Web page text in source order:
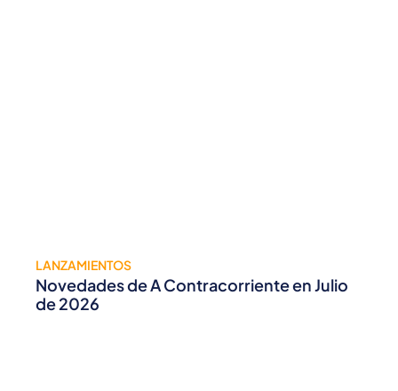
LANZAMIENTOS
Novedades de A Contracorriente en Julio
de 2026